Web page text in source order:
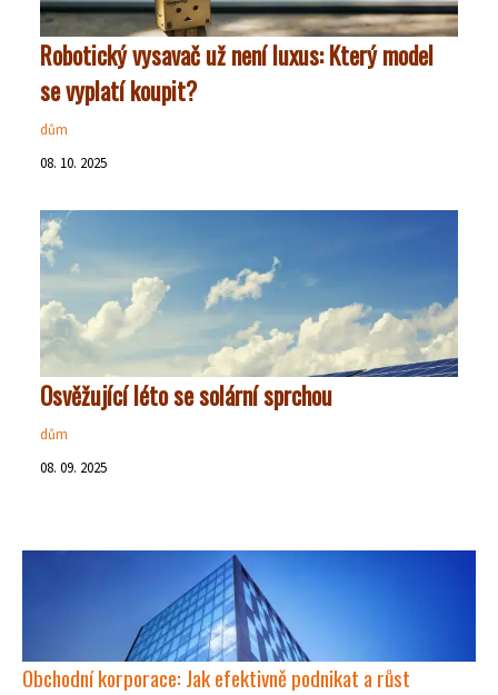
Robotický vysavač už není luxus: Který model
se vyplatí koupit?
dům
08. 10. 2025
Osvěžující léto se solární sprchou
dům
08. 09. 2025
Obchodní korporace: Jak efektivně podnikat a růst